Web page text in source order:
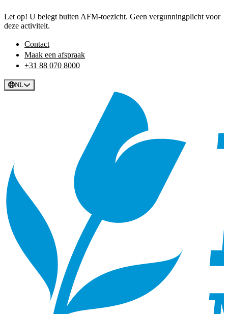
Let op! U belegt buiten AFM-toezicht. Geen vergunningplicht voor
deze activiteit.
Contact
Maak een afspraak
+31 88 070 8000
NL